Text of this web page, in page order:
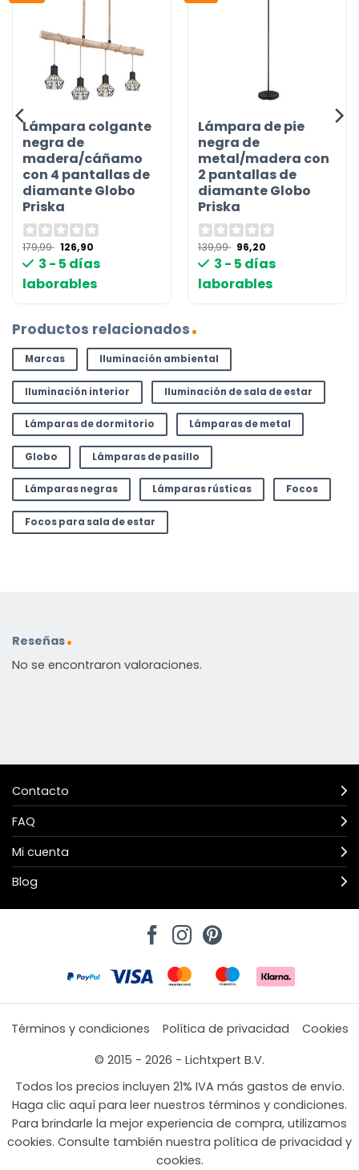
Lámpara colgante
negra de
madera/cáñamo
con 4 pantallas de
diamante Globo
Priska
179,99 El
precio
original
179,99 €.
126,90
actual
126,90 €.
3 - 5 días
laborables
Lámpara de pie
negra de
metal/madera con
2 pantallas de
diamante Globo
Priska
139,99 El
precio
original
139,99 €.
96,20
actual
96,20 €.
3 - 5 días
laborables
Productos relacionados
Marcas Iluminación ambiental
Iluminación interior Iluminación de sala de estar
Lámparas de dormitorio Lámparas de metal
Globo Lámparas de pasillo
Lámparas negras Lámparas rústicas Focos
Focos para sala de estar
Reseñas
No se encontraron valoraciones.
Contacto
FAQ
Mi cuenta
Blog
Términos y condiciones Política de privacidad
Cookies
© 2015 - 2026 - Lichtxpert B.V.
Todos los precios incluyen 21% IVA más gastos de envío.
Haga clic aquí para leer nuestros términos y condiciones.
Para brindarle la mejor experiencia de compra, utilizamos
cookies. Consulte también nuestra política de privacidad y
cookies.